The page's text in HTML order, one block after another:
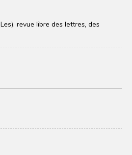
revue libre des lettres, des